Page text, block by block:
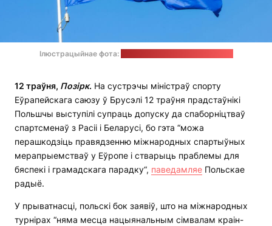
Ілюстрацыйнае фота:
12 траўня, Позірк. На сустрэчы міністраў спорту
Еўрапейскага саюзу ў Брусэлі 12 траўня прадстаўнікі
Польшчы выступілі супраць допуску да спаборніцтваў
спартсменаў з Расіі і Беларусі, бо гэта “можа
перашкодзіць правядзенню міжнародных спартыўных
мерапрыемстваў у Еўропе і стварыць праблемы для
бяспекі і грамадскага парадку“, паведамляе Польскае
радыё.
У прыватнасці, польскі бок заявіў, што на міжнародных
турнірах “няма месца нацыянальным сімвалам краін-